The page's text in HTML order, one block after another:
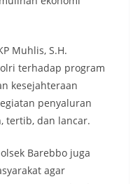
Muhlis, S.H.
terhadap program
kesejahteraan
penyaluran
tertib, dan lancar.
Barebbo juga
agar